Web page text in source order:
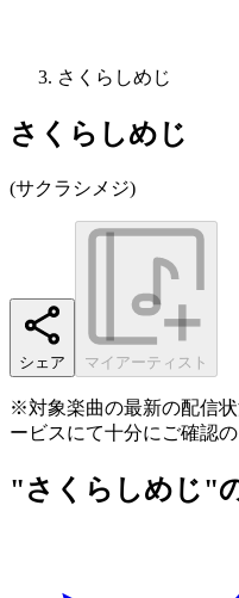
さくらしめじ
さくらしめじ
(サクラシメジ)
シェア マイアーティスト
※対象楽曲の最新の配信
ービスにて十分にご確認
"さくらしめじ"